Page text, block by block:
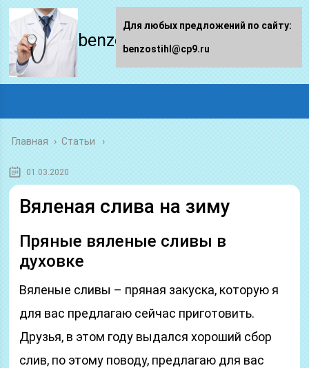
benzostihl.ru
Главная › Статьи
01.03.2020
Вяленая слива на зиму
Пряные вяленые сливы в
духовке
Вяленые сливы – пряная закуска, которую я
для вас предлагаю сейчас приготовить.
Друзья, в этом году выдался хороший сбор
слив, по этому поводу, предлагаю для вас
Для любых предложений по сайту:
benzostihl@cp9.ru